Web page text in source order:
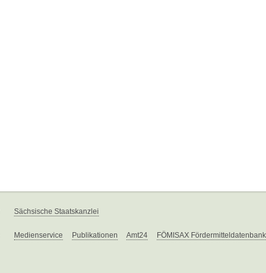
Sächsische Staatskanzlei
Medienservice Publikationen Amt24 FÖMISAX Fördermitteldatenbank